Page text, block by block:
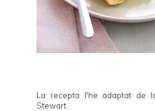
La recepta l'he adaptat de
Stewart